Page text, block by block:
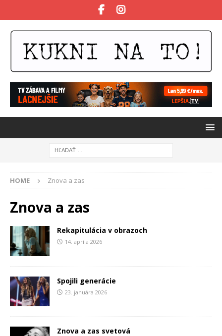
HOME Znova a zas
Znova a zas
Rekapitulácia v obrazoch
14. apríla 2026
Spojili generácie
23. januára 2026
Znova a zas svetová